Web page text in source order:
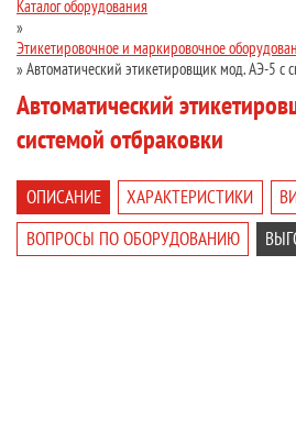
Каталог оборудования
»
Этикетировочное и маркировочное
»Автоматический этикетировщик мод. АЭ-5 с
Автоматический
системой отбраковки
ОПИСАНИЕ ХАРАКТЕРИСТИКИ
ВОПРОСЫ ПО ОБОРУДОВАНИЮ